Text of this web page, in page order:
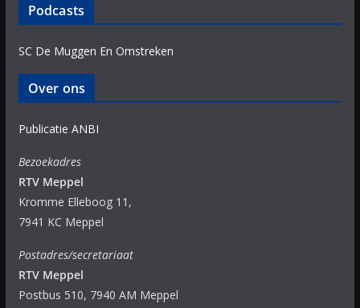
Podcasts
SC De Muggen En Omstreken
Over ons
Publicatie ANBI
Bezoekadres
RTV Meppel
Kromme Elleboog 11,
7941 KC Meppel
Postadres/secretariaat
RTV Meppel
Postbus 510, 7940 AM Meppel